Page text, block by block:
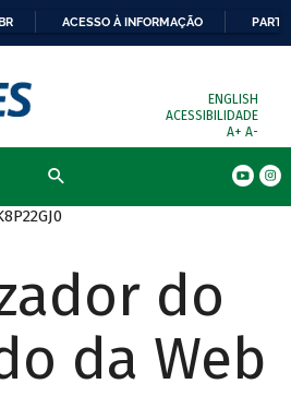
ACESSO À INFORMAÇÃO
ENGLISH
ACESSIBILIDADE
A+ A-
do
da Web